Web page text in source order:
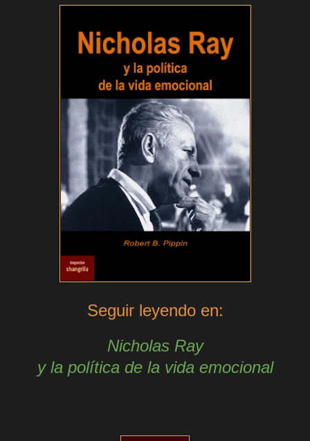
Seguir leyendo en:
Nicholas Ray
y la política de la vida emocional